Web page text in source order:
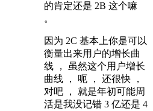
的肯定还是 2B 这个嘛
。
因为 2C 基本上你是可以
衡量出来用户的增长曲
线 ， 虽然这个用户增长
曲线 ， 呃 ， 还很快 ，
对吧 ， 就是年初可能周
活是我没记错 3 亿还是 4